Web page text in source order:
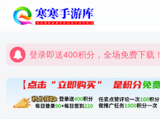
登录即送400积分，全场免费下载！
登录即送400积分，全场免费下载！
点进来看看新手教程